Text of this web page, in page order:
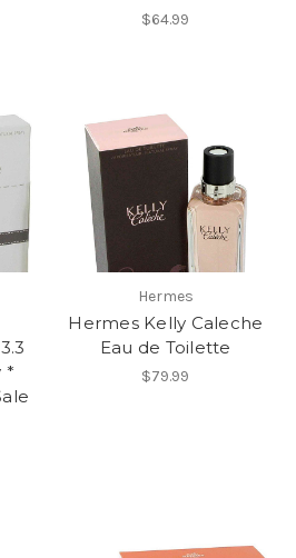
$64.99
*
Hermes
Hermes Kelly Caleche
Eau de Toilette
$79.99